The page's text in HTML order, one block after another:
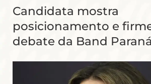
Candidata mostra
posicionamento e
debate da Band Paraná